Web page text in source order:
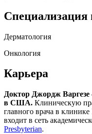
Специализация
Дерматология
Онкология
Карьера
Доктор Джордж Варгезе
в США. Клиническую
главного врача в
входит в сеть
Presbyterian.